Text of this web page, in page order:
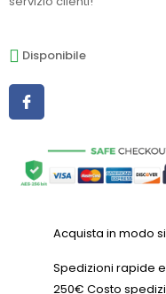
Disponibile
Acquista in modo
Spedizioni rapide
250€ Costo